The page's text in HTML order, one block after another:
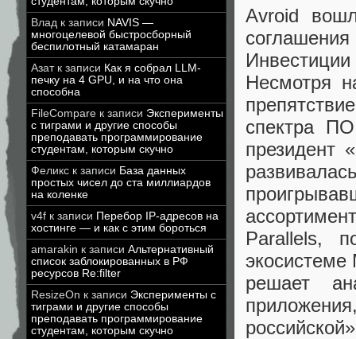
Влад к записи NAVIS —
многоцелевой быстросборный
беспилотный катамаран
Азатк записи Как я собрал LLM-
печку на 4 GPU, и на что она
способна
FileCompare к записи Эксперименты
с тиграми и другие способы
преподавать программирование
студентам, которым скучно
Феликс к записи База данных
простых чисел до ста миллиардов
на коленке
v4f к записи Перебор IP-адресов на
хостинге — и как с этим бороться
amarakin к записи Альтернативный
список заблокированных в РФ
ресурсов Re:filter
ResizeOn к записи Эксперименты с
тиграми и другие способы
преподавать программирование
студентам, которым скучно
Avroid
Несмотря
спектра
президент
Parallels,
решает